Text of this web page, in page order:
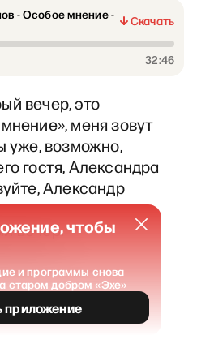
- Особое мнение -
Скачать
32:46
вечер, это
меня зовут
уже, возможно,
гостя, Александра
Александр
вечер. чтобы
и программы снова
старом добром «Эхе»
приложение